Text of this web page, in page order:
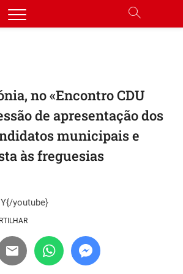
no «Encontro CDU
de apresentação dos
municipais e
às freguesias
youtube}